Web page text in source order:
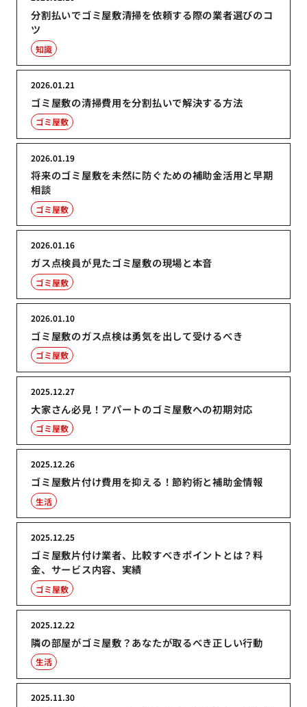
分割払いでゴミ屋敷清掃を依頼する際の業者選びのコ
ツ
知識
ゴミ屋敷の清掃費用を分割払いで解決する方法
2026.01.21
ゴミ屋敷
将来のゴミ屋敷を未然に防ぐための補助金活用と早期
相談
2026.01.19
ゴミ屋敷
ガス点検員が見たゴミ屋敷の現場と本音
2026.01.16
ゴミ屋敷
ゴミ屋敷のガス点検は勇気を出して受けるべき
2026.01.10
ゴミ屋敷
大家さん必見！アパートのゴミ屋敷への初期対応
2025.12.27
ゴミ屋敷
ゴミ屋敷片付け費用を抑える！節約術と補助金情報
2025.12.26
生活
ゴミ屋敷片付け業者、比較すべきポイントとは？料
金、サービス内容、実績
2025.12.25
ゴミ屋敷
隣の部屋がゴミ屋敷？あなたが取るべき正しい行動
2025.12.22
生活
2025.11.30